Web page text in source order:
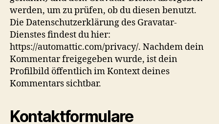
werden, um zu prüfen, ob du diesen benutzt.
Die Datenschutzerklärung des Gravatar-
Dienstes findest du hier:
https://automattic.com/privacy/. Nachdem dein
Kommentar freigegeben wurde, ist dein
Profilbild öffentlich im Kontext deines
Kommentars sichtbar.
Kontaktformulare